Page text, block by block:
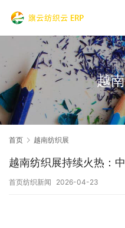
越
首页 越南纺织展
越南纺织展持续火热：
首页纺织新闻 2026-04-23